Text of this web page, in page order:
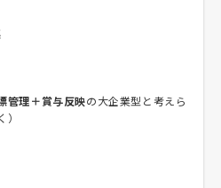
管理＋賞与反映の大企業型と考えら